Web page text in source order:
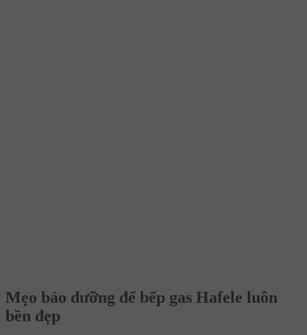
Mẹo bảo dưỡng để bếp gas Hafele luôn
bền đẹp